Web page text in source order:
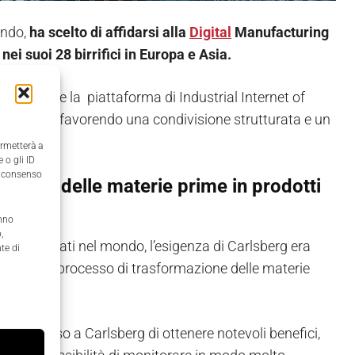
a
o gli ID
di
ha scelto di affidarsi alla Digital Manufacturing
suoi 28 birrifici in Europa e Asia.
la piattaforma di Industrial Internet of
to-valuefavorendo una condivisione strutturata e un
delle materie prime in prodotti
dislocati nel mondo, l’esigenza di Carlsberg era
l’intero processo di trasformazione delle materie
permesso a Carlsberg di ottenere notevoli benefici,